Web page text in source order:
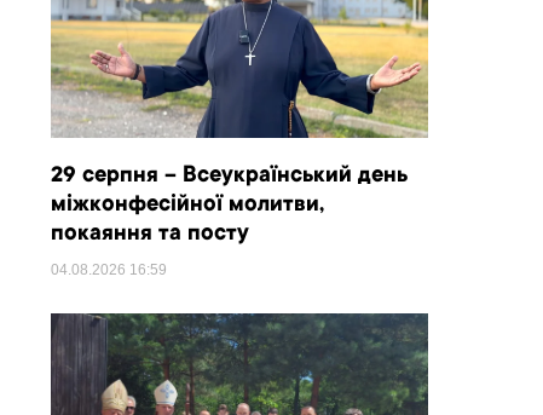
29 серпня – Всеукраїнський день
міжконфесійної молитви,
покаяння та посту
04.08.2026 16:59